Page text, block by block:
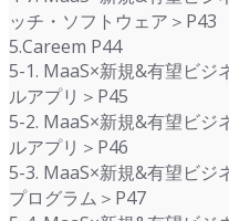
ッチ・ソフトウェア＞P43
5.Careem P44
5-1. MaaS×新規&有望ビジ
ルアプリ＞P45
5-2. MaaS×新規&有望ビジ
ルアプリ＞P46
5-3. MaaS×新規&有望ビジ
プログラム＞P47